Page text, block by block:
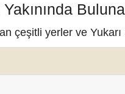
çeşitli yerler ve